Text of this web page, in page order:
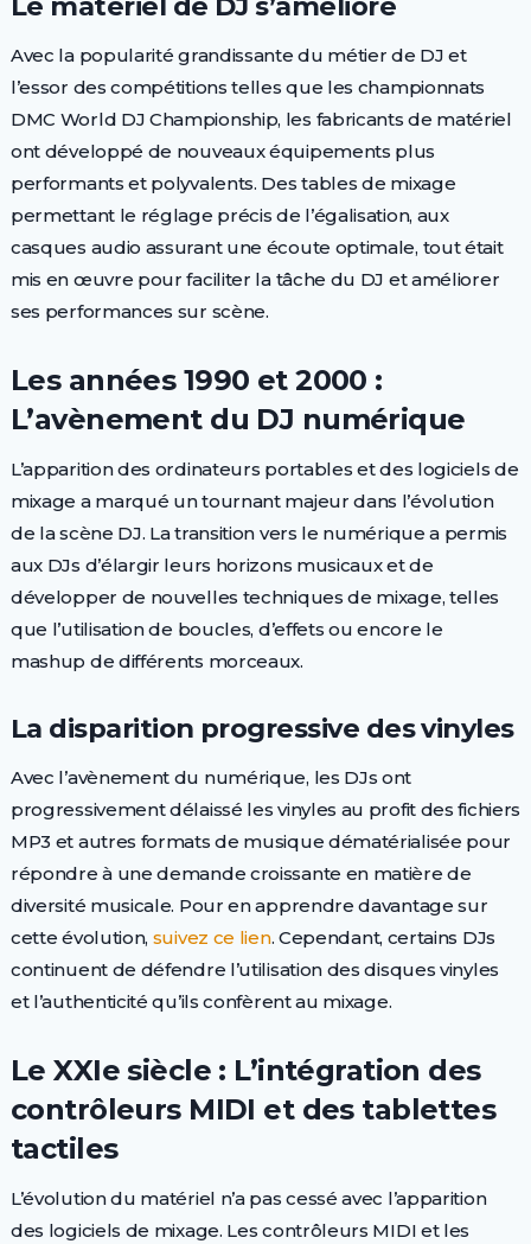
Avec la popularité grandissante du métier de DJ et
l’essor des compétitions telles que les championnats
DMC World DJ Championship, les fabricants de matériel
ont développé de nouveaux équipements plus
performants et polyvalents. Des tables de mixage
permettant le réglage précis de l’égalisation, aux
casques audio assurant une écoute optimale, tout était
mis en œuvre pour faciliter la tâche du DJ et améliorer
ses performances sur scène.
Les années 1990 et 2000 :
L’avènement du DJ numérique
L’apparition des ordinateurs portables et des logiciels de
mixage a marqué un tournant majeur dans l’évolution
de la scène DJ. La transition vers le numérique a permis
aux DJs d’élargir leurs horizons musicaux et de
développer de nouvelles techniques de mixage, telles
que l’utilisation de boucles, d’effets ou encore le
mashup de différents morceaux.
La disparition progressive des vinyles
Avec l’avènement du numérique, les DJs ont
progressivement délaissé les vinyles au profit des fichiers
MP3 et autres formats de musique dématérialisée pour
répondre à une demande croissante en matière de
diversité musicale. Pour en apprendre davantage sur
cette évolution, suivez ce lien. Cependant, certains DJs
continuent de défendre l’utilisation des disques vinyles
et l’authenticité qu’ils confèrent au mixage.
Le XXIe siècle : L’intégration des
contrôleurs MIDI et des tablettes
tactiles
L’évolution du matériel n’a pas cessé avec l’apparition
des logiciels de mixage. Les contrôleurs MIDI et les